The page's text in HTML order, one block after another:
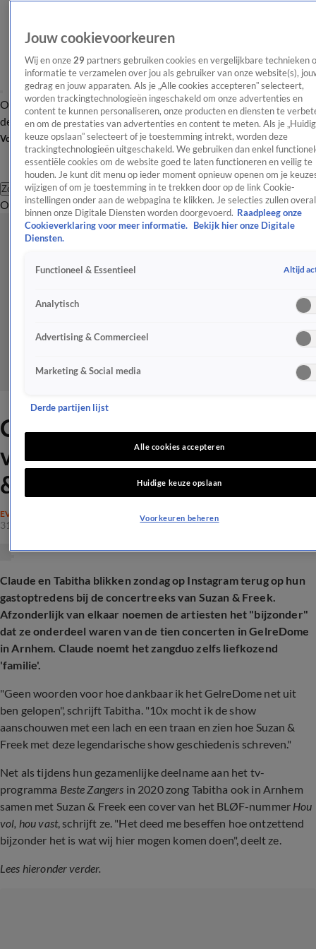
OverzichtAfleveringen Entertainment TV Algemeen
Tip
de redactieNieuwsbrief
Volg Shownieuws
Zoeken
OverzichtEntertainmentSpraakmakendRealityCrimeVideo's
Claude en Tabitha dankbaar
voor gastoptredens bij Suzan
& Freek
EVENEMENTEN
31 mei 2026, 22:19
Claude en Tabitha blikken zondag op Instagram terug op hun
gastoptredens bij de concertreeks van Suzan & Freek.
Afzonderlijk van elkaar noemen de artiesten het "bijzonder"
dat ze onderdeel waren van de tien concerten in GelreDome
in Arnhem. Claude noemt het zangduo zelfs liefkozend
'familie'.
"Geen woorden voor hoe dankbaar ik het GelreDome net uit
ben gelopen", schrijft Tabitha. "10x mocht ik de show
aanschouwen met een lach en een traan en zien hoe Suzan &
Freek met deze legendarische show geschiedenis schreven."
Net als tijdens hun gezamenlijke deelname aan het tv-
programma Beste Zangers in 2020 zong Tabitha ook in Arnhem
samen met Suzan & Freek een cover van het BLØF-nummer Hou
vol, hou vast, schrijft ze. "Het deed me beseffen hoe ontzettend
bijzonder het is wat wij hier mogen komen doen", deelt ze.
Lees hieronder verder.
Jouw cookievoorkeuren
Wij en onze 29 partners gebruiken cookies en vergelijkbare technieken
informatie te verzamelen over jou als gebruiker van onze website(s),
gedrag en jouw apparaten. Als je „Alle cookies accepteren” selecteert,
worden trackingtechnologieën ingeschakeld om onze advertenties en
content te kunnen personaliseren, onze producten en diensten te
en om de prestaties van advertenties en content te meten. Als je
keuze opslaan” selecteert of je toestemming intrekt, worden deze
trackingtechnologieën uitgeschakeld. We gebruiken dan enkel
essentiële cookies om de website goed te laten functioneren en veilig te
houden. Je kunt dit menu op ieder moment opnieuw openen om je
wijzigen of om je toestemming in te trekken door op de link Cookie-
instellingen onder aan de webpagina te klikken. Je selecties zullen overal
binnen onze Digitale Diensten worden doorgevoerd. Raadpleeg onze
Cookieverklaring voor meer informatie.
Bekijk hier onze Digitale
Diensten.
Functioneel & Essentieel Altijd
Analytisch
Advertising & Commercieel
Marketing & Social media
Derde partijen lijst
Alle cookies accepteren
Huidige keuze opslaan
Voorkeuren beheren